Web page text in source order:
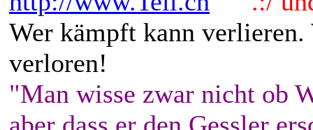
Wer kämpft kann
verloren!
"Man wisse zwar nicht ob